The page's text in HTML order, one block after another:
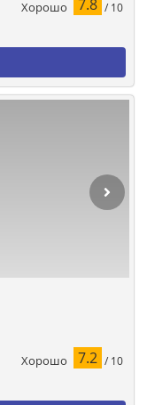
Хорошо 7.8 / 10
Хорошо 7.2 / 10